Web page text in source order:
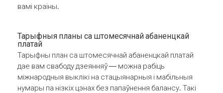
вамі краіны.
Тарыфныя планы са штомесячнай абаненцкай
платай
Тарыфны план са штомесячнай абаненцкай платай
дае вам свабоду дзеянняў — можна рабіць
міжнародныя выклікі на стацыянарныя і мабільныя
нумары па нізкіх цэнах без папаўнення балансу. Такі